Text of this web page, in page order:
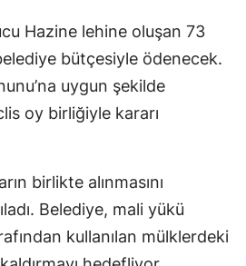
Hazine lehine oluşan 73
bütçesiyle ödenecek.
uygun şekilde
oy birliğiyle kararı
birlikte alınmasını
Belediye, mali yükü
kullanılan mülklerdeki